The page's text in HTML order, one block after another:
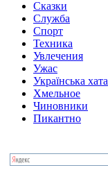
Сказки
Служба
Спорт
Техника
Увлечения
Ужас
Українська хата
Хмельное
Чиновники
Пикантно